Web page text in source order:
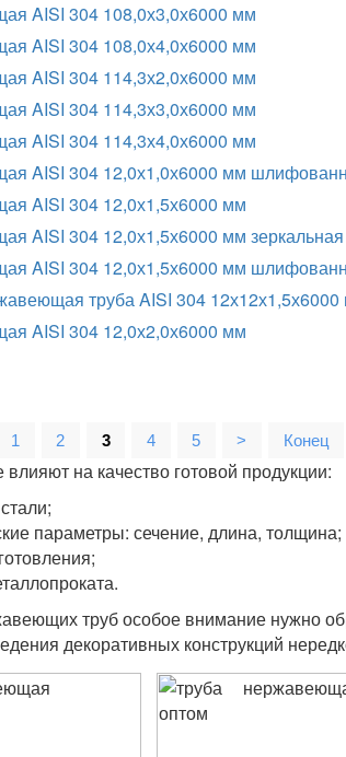
AISI 304 108,0х3,0х6000 мм
AISI 304 108,0х4,0х6000 мм
AISI 304 114,3х2,0х6000 мм
AISI 304 114,3х3,0х6000 мм
AISI 304 114,3х4,0х6000 мм
AISI 304 12,0х1,0х6000 мм
AISI 304 12,0х1,5х6000 мм
AISI 304 12,0х1,5х6000 мм зеркальная
AISI 304 12,0х1,5х6000 мм
труба AISI 304
AISI 304 12,0х2,0х6000 мм
1 2 3 4 5 > Конец
на качество готовой продукции:
параметры: сечение, длина, толщина;
труб особое внимание нужно
декоративных конструкций